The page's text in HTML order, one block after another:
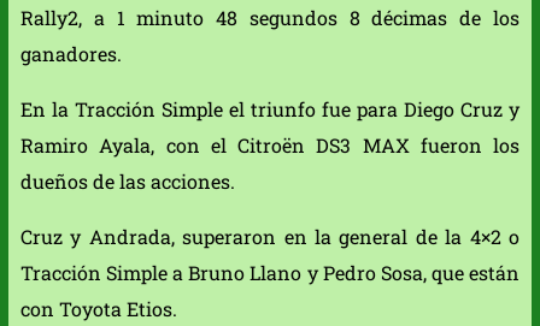
Rally2, a 1 minuto 48 segundos 8 décimas de los
ganadores.
En la Tracción Simple el triunfo fue para Diego Cruz y
Ramiro Ayala, con el Citroën DS3 MAX fueron los
dueños de las acciones.
Cruz y Andrada, superaron en la general de la 4×2 o
Tracción Simple a Bruno Llano y Pedro Sosa, que están
con Toyota Etios.